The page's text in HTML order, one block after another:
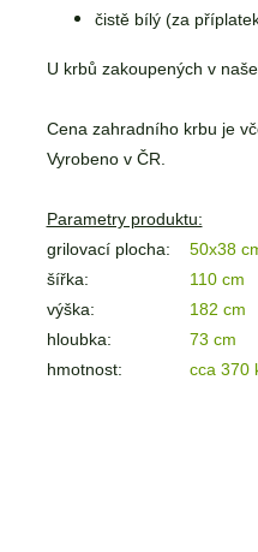
čistě bílý (za
U krbů zakoupených v
Cena zahradního krbu je
Vyrobeno v ČR.
Parametry produktu:
grilovací plocha:
50x38
šířka:
110 cm
výška:
182 cm
hloubka:
73 cm
hmotnost:
cca 370